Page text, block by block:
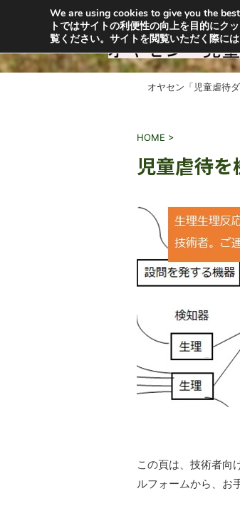
オヤセン「子どもは親を選べ
供を救うためにも特許出願中
オヤセン「児童虐待ダ
HOME >
児童虐待
この頁は、技術者向
ルフォームから、お
We are using cookies to give you the
トではサイトの利便性の向上を目的にク
覧ください。サイトを閲覧いただく際に